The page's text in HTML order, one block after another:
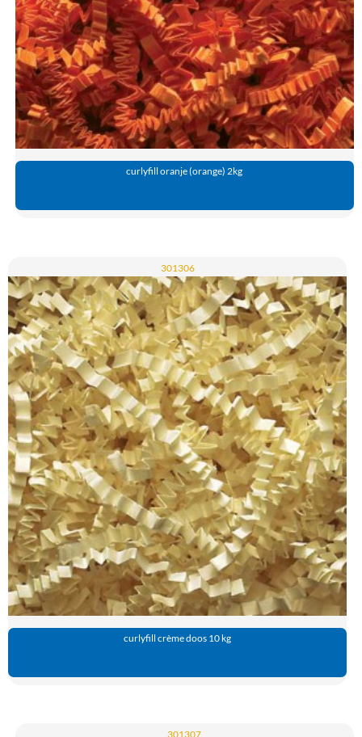
curlyfill oranje (orange) 2kg
301306
curlyfill crème doos 10 kg
301307